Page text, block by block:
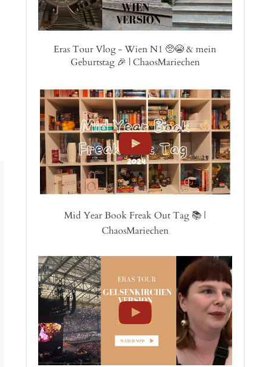
Eras Tour Vlog - Wien N1 🥺😭 & mein
Geburtstag 🎉 | ChaosMariechen
Mid Year Book Freak Out Tag 📚 |
ChaosMariechen